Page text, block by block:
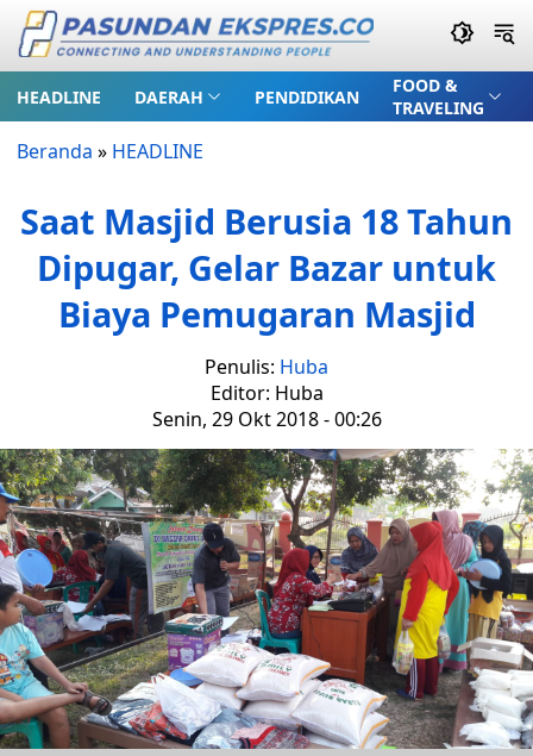
HEADLINE DAERAH PENDIDIKAN
FOOD &
TRAVELING
Beranda » HEADLINE
Saat Masjid Berusia 18 Tahun
Dipugar, Gelar Bazar untuk
Biaya Pemugaran Masjid
Penulis: Huba
Editor: Huba
Senin, 29 Okt 2018 - 00:26